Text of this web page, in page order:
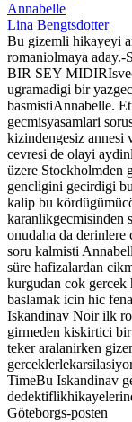
Annabelle
Lina Bengtsdotter
Bu gizemli hikayeyi
romaniolmaya
BIR SEY
ugramadigi bir
basmistiAnnabelle.
gecmisyasamlari
kizindengesiz annesi
cevresi de olayi
üzere Stockholmden
gencligini gecirdigi
kalip bu
karanlikgecmisinden
onudaha da
soru kalmisti
süre hafizalardan
kurgudan cok gercek
baslamak icin hic
Iskandinav Noir ilk
girmeden kiskirtici
teker aralanirken
TimeBu Iskandinav
Göteborgs-posten